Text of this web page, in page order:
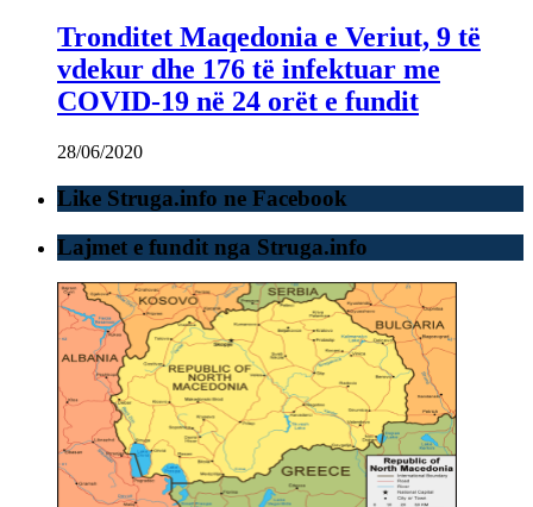
Tronditet Maqedonia e Veriut, 9 të
vdekur dhe 176 të infektuar me
COVID-19 në 24 orët e fundit
28/06/2020
Like Struga.info ne Facebook
Lajmet e fundit nga Struga.info